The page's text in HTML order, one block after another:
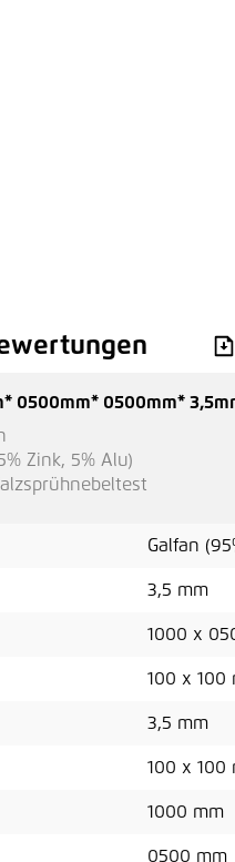
0500mm* 0500mm*
Zink, 5% Alu)
Galfan
3,5 mm
1000 x
100 x 100
3,5 mm
100 x 100
1000 mm
0500 mm